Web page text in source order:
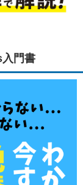
門書